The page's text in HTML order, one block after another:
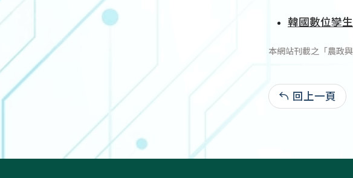
韓國數位孿
本網站刊載之「農政
回上一頁